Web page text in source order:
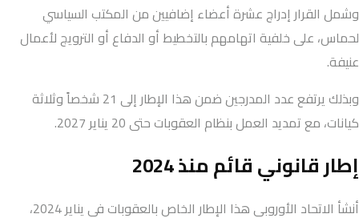
وشمل القرار إدراج عشرة أعضاء إضافيين من المكتب السياسي
لحماس، على خلفية اتهامهم بالتخطيط أو الدفاع أو الترويج لأعمال
عنيفة.
وبذلك يرتفع عدد المدرجين ضمن هذا الإطار إلى 21 شخصاً وثلاثة
كيانات، مع تمديد العمل بنظام العقوبات حتى 20 يناير 2027.
إطار قانوني قائم منذ 2024
أنشأ الاتحاد الأوروبي هذا الإطار الخاص بالعقوبات في يناير 2024،